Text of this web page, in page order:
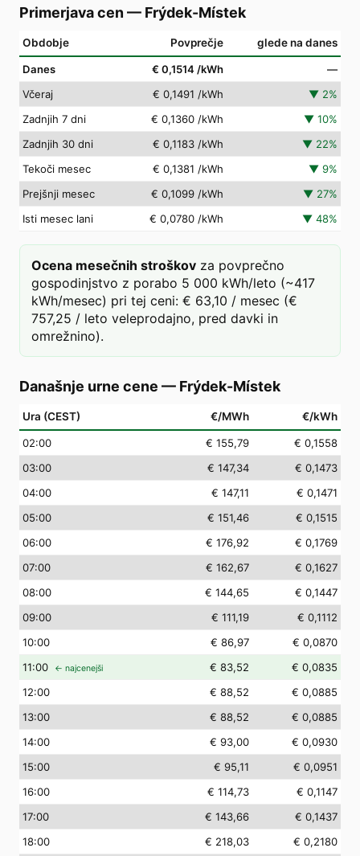
Primerjava cen — Frýdek-Místek
Obdobje Povprečje glede na danes
Danes € 0,1514 /kWh
—
Včeraj
€ 0,1491 /kWh ▼ 2%
Zadnjih 7 dni
€ 0,1360 /kWh ▼ 10%
Zadnjih 30 dni
€ 0,1183 /kWh ▼ 22%
Tekoči mesec
€ 0,1381 /kWh ▼ 9%
Prejšnji mesec
€ 0,1099 /kWh ▼ 27%
Isti mesec lani
€ 0,0780 /kWh ▼ 48%
Ocena mesečnih stroškov za povprečno
gospodinjstvo z porabo 5 000 kWh/leto (~417
kWh/mesec) pri tej ceni: € 63,10 / mesec (€
757,25 / leto veleprodajno, pred davki in
omrežnino).
Današnje urne cene — Frýdek-Místek
Ura (CEST) €/MWh €/kWh
02:00 € 155,79
€ 0,1558
03:00 € 147,34
€ 0,1473
04:00 € 147,11
€ 0,1471
05:00 € 151,46
€ 0,1515
06:00 € 176,92
€ 0,1769
07:00 € 162,67
€ 0,1627
08:00 € 144,65
€ 0,1447
09:00 € 111,19
€ 0,1112
10:00 € 86,97
€ 0,0870
11:00 ← najcenejši € 83,52
€ 0,0835
12:00 € 88,52
€ 0,0885
13:00 € 88,52
€ 0,0885
14:00 € 93,00
€ 0,0930
15:00 € 95,11
€ 0,0951
16:00 € 114,73
€ 0,1147
17:00 € 143,66
€ 0,1437
18:00 € 218,03
€ 0,2180